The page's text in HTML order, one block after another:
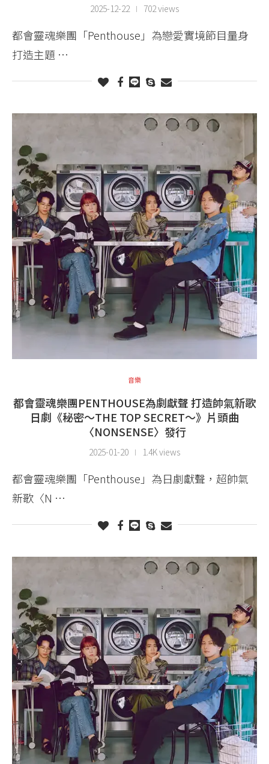
2025-12-22 702 views
都會靈魂樂團「Penthouse」為戀愛實境節目量身
打造主題 …
音樂
都會靈魂樂團PENTHOUSE為劇獻聲 打造帥氣新歌
日劇《秘密～THE TOP SECRET～》片頭曲
〈NONSENSE〉發行
2025-01-20 1.4K views
都會靈魂樂團「Penthouse」為日劇獻聲，超帥氣
新歌〈N …